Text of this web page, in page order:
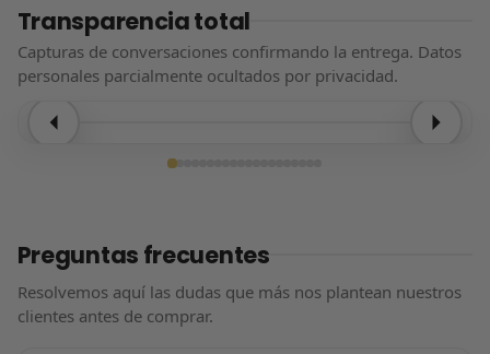
Transparencia total
Capturas de conversaciones confirmando la entrega. Datos
personales parcialmente ocultados por privacidad.
Preguntas frecuentes
Resolvemos aquí las dudas que más nos plantean nuestros
clientes antes de comprar.